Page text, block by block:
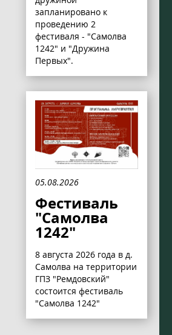
запланировано к
проведению 2
фестиваля - "Самолва
1242" и "Дружина
Первых".
05.08.2026
Фестиваль
"Самолва
1242"
8 августа 2026 года в д.
Самолва на территории
ГПЗ "Ремдовский"
состоится фестиваль
"Самолва 1242"